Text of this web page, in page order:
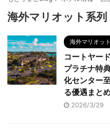
海外マリオット系列
海外マリオッ
コートヤー
プラチナ特
化センター
る優遇まと
2026/3/29